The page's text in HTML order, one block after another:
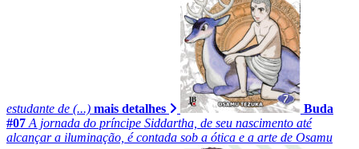
estudante de (...) mais detalhes
Buda
#07 A jornada do príncipe Siddartha, de seu nascimento até
alcançar a iluminação, é contada sob a ótica e a arte de Osamu